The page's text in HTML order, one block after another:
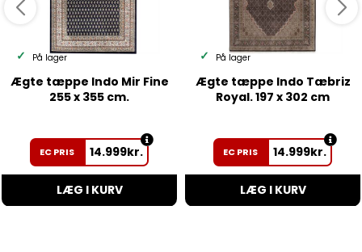
På lager
Ægte tæppe Indo Mir Fine
255 x 355 cm.
EC PRIS 14.999kr.
LÆG I KURV
På lager
Ægte tæppe Indo Tæbriz
Royal. 197 x 302 cm
EC PRIS 14.999kr.
LÆG I KURV